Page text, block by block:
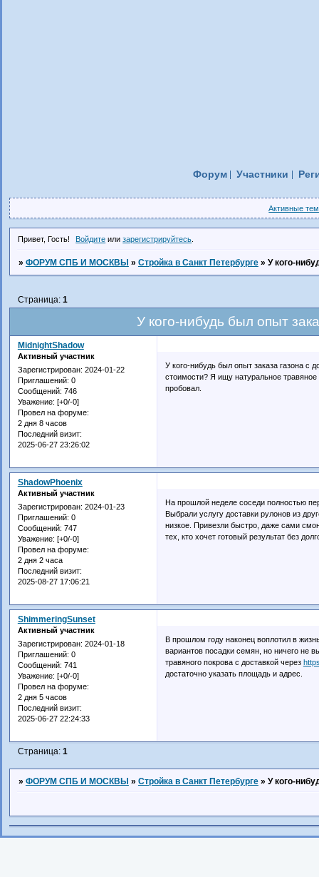
Форум Участники
Активные
Привет, Гость! Войдите илизарегистрируйтесь
» ФОРУМ СПБ И МОСКВЫ » Стройка в Санкт Петербурге » У кого-
У кого-нибудь был опыт
Страница: 1
MidnightShadow
Активный участник
Зарегистрирован: 2024-01-22
Приглашений: 0
Сообщений: 746
Уважение: [+0/-0]
Провел на форуме:
2 дня 8 часов
Последний визит:
2025-06-27 23:26:02
У кого-нибудь был опыт заказа газона с
стоимости? Я ищу натуральное
пробовал.
ShadowPhoenix
Активный участник
Зарегистрирован: 2024-01-23
Приглашений: 0
Сообщений: 747
Уважение: [+0/-0]
Провел на форуме:
2 дня 2 часа
Последний визит:
2025-08-27 17:06:21
На прошлой неделе соседи полностью
Выбрали услугу доставки рулонов из
низкое. Привезли быстро, даже сами
тех, кто хочет готовый результат без
ShimmeringSunset
Активный участник
Зарегистрирован: 2024-01-18
Приглашений: 0
Сообщений: 741
Уважение: [+0/-0]
Провел на форуме:
2 дня 5 часов
Последний визит:
2025-06-27 22:24:33
В прошлом году наконец воплотил в
вариантов посадки семян, но ничего не
травяного покрова с доставкой через
достаточно указать площадь и адрес.
Страница: 1
» ФОРУМ СПБ И МОСКВЫ » Стройка в Санкт Петербурге » У кого-